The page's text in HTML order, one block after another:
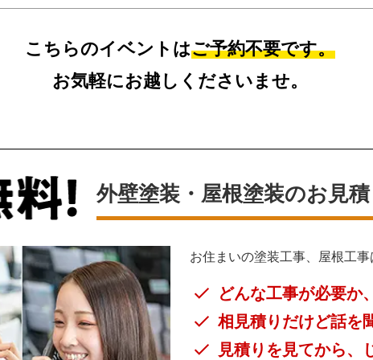
こちらのイベントはご予約不要です。
お気軽にお越しくださいませ。
外壁塗装・屋根塗装のお見
お住まいの塗装工事、屋根工
どんな工事が必要か
相見積りだけど話を
見積りを見てから、